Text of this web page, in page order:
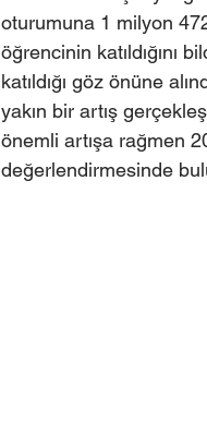
oturumuna 1 milyon
öğrencinin katıldığını
katıldığı göz önüne
yakın bir artış
önemli artışa rağmen
değerlendirmesinde